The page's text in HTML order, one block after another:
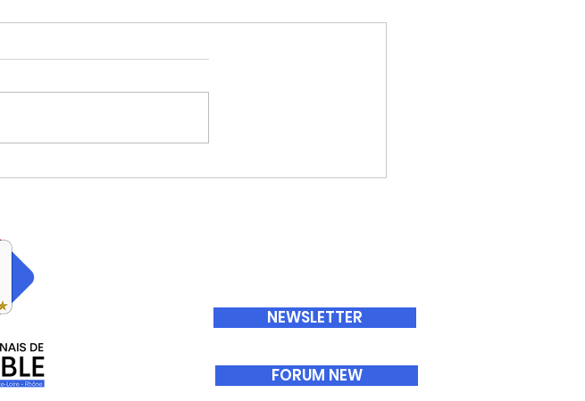
NEWSLETTER
FORUM NEW